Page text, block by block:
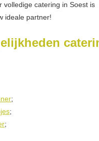
volledige catering in Soest is
ideale partner!
;
;
;